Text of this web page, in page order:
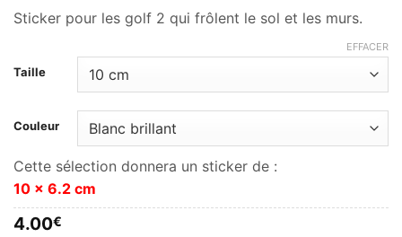
prix :
12.00€
Sticker pour les golf 2 qui frôlent le sol et les murs.
Taille
Couleur
EFFACER
Cette sélection donnera un sticker de :
10 x 6.2 cm
4.00€